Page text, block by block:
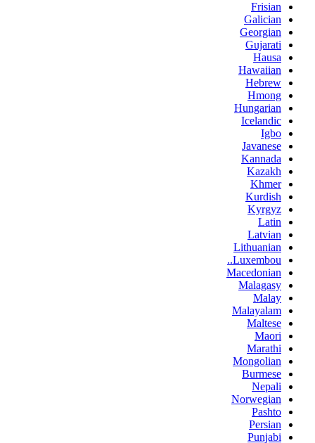
Frisian
Galician
Georgian
Gujarati
Hausa
Hawaiian
Hebrew
Hmong
Hungarian
Icelandic
Igbo
Javanese
Kannada
Kazakh
Khmer
Kurdish
Kyrgyz
Latin
Latvian
Lithuanian
Luxembou..
Macedonian
Malagasy
Malay
Malayalam
Maltese
Maori
Marathi
Mongolian
Burmese
Nepali
Norwegian
Pashto
Persian
Punjabi